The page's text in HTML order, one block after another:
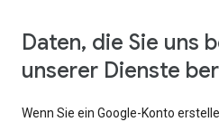
Daten, die Sie uns
unserer Dienste
Wenn Sie ein Google-Konto